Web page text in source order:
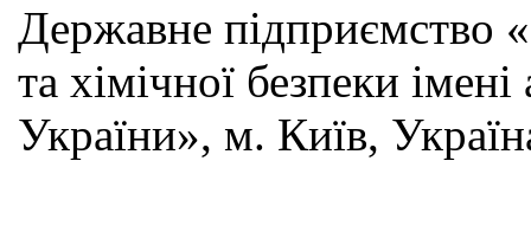
Державне підприємство
та хімічної безпеки
України», м. Київ,